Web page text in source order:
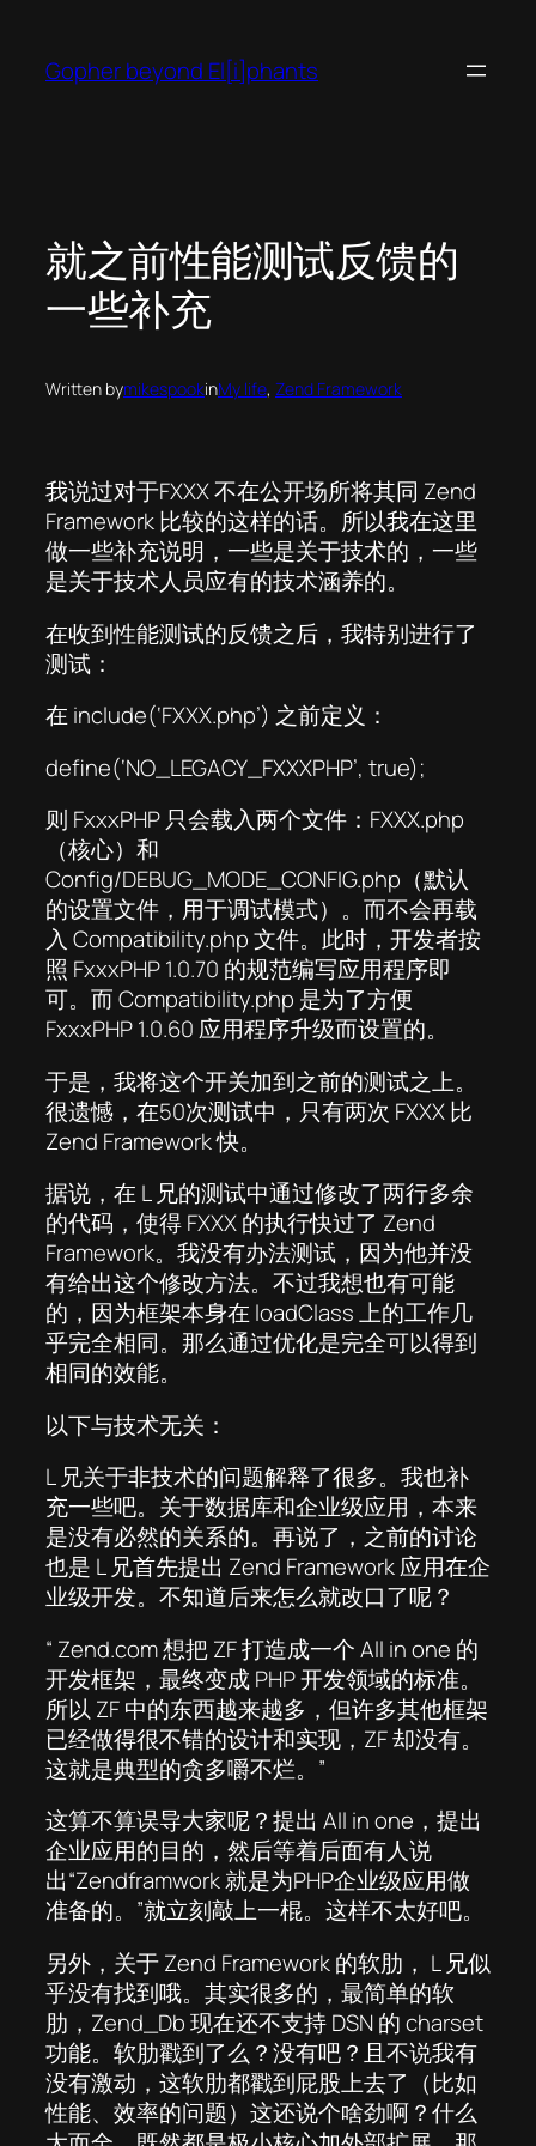
content
Gopher beyond El[i]phants
就之前性能测试反馈的
一些补充
Written bymikespookinMy life, Zend Framework
我说过对于FXXX 不在公开场所将其同 Zend
Framework 比较的这样的话。所以我在这里
做一些补充说明，一些是关于技术的，一些
是关于技术人员应有的技术涵养的。
在收到性能测试的反馈之后，我特别进行了
测试：
在 include(‘FXXX.php’) 之前定义：
define(‘NO_LEGACY_FXXXPHP’, true);
则 FxxxPHP 只会载入两个文件：FXXX.php
（核心）和
Config/DEBUG_MODE_CONFIG.php（默认
的设置文件，用于调试模式）。而不会再载
入 Compatibility.php 文件。此时，开发者按
照 FxxxPHP 1.0.70 的规范编写应用程序即
可。而 Compatibility.php 是为了方便
FxxxPHP 1.0.60 应用程序升级而设置的。
于是，我将这个开关加到之前的测试之上。
很遗憾，在50次测试中，只有两次 FXXX 比
Zend Framework 快。
据说，在 L 兄的测试中通过修改了两行多余
的代码，使得 FXXX 的执行快过了 Zend
Framework。我没有办法测试，因为他并没
有给出这个修改方法。不过我想也有可能
的，因为框架本身在 loadClass 上的工作几
乎完全相同。那么通过优化是完全可以得到
相同的效能。
以下与技术无关：
L 兄关于非技术的问题解释了很多。我也补
充一些吧。关于数据库和企业级应用，本来
是没有必然的关系的。再说了，之前的讨论
也是 L 兄首先提出 Zend Framework 应用在企
业级开发。不知道后来怎么就改口了呢？
“ Zend.com 想把 ZF 打造成一个 All in one 的
开发框架，最终变成 PHP 开发领域的标准。
所以 ZF 中的东西越来越多，但许多其他框架
已经做得很不错的设计和实现，ZF 却没有。
这就是典型的贪多嚼不烂。”
这算不算误导大家呢？提出 All in one，提出
企业应用的目的，然后等着后面有人说
出“Zendframwork 就是为PHP企业级应用做
准备的。”就立刻敲上一棍。这样不太好吧。
另外，关于 Zend Framework 的软肋， L 兄似
乎没有找到哦。其实很多的，最简单的软
肋，Zend_Db 现在还不支持 DSN 的 charset
功能。软肋戳到了么？没有吧？且不说我有
没有激动，这软肋都戳到屁股上去了（比如
性能、效率的问题）这还说个啥劲啊？什么